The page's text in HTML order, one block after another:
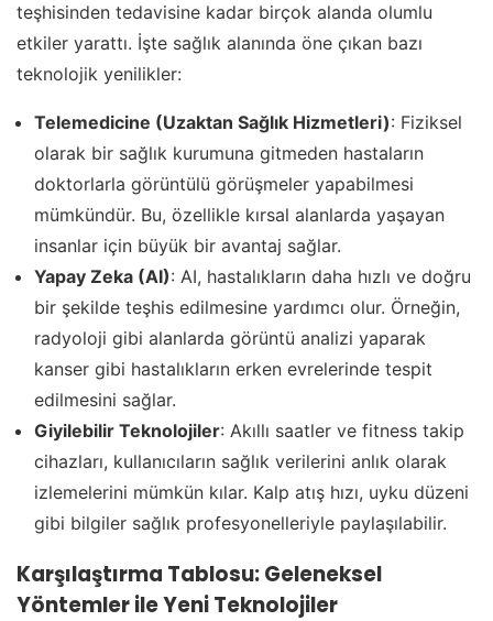
teşhisinden tedavisine kadar birçok alanda olumlu
etkiler yarattı. İşte sağlık alanında öne çıkan bazı
teknolojik yenilikler:
Telemedicine (Uzaktan Sağlık Hizmetleri): Fiziksel
olarak bir sağlık kurumuna gitmeden hastaların
doktorlarla görüntülü görüşmeler yapabilmesi
mümkündür. Bu, özellikle kırsal alanlarda yaşayan
insanlar için büyük bir avantaj sağlar.
Yapay Zeka (AI): AI, hastalıkların daha hızlı ve doğru
bir şekilde teşhis edilmesine yardımcı olur. Örneğin,
radyoloji gibi alanlarda görüntü analizi yaparak
kanser gibi hastalıkların erken evrelerinde tespit
edilmesini sağlar.
Giyilebilir Teknolojiler: Akıllı saatler ve fitness takip
cihazları, kullanıcıların sağlık verilerini anlık olarak
izlemelerini mümkün kılar. Kalp atış hızı, uyku düzeni
gibi bilgiler sağlık profesyonelleriyle paylaşılabilir.
Karşılaştırma Tablosu: Geleneksel
Yöntemler ile Yeni Teknolojiler